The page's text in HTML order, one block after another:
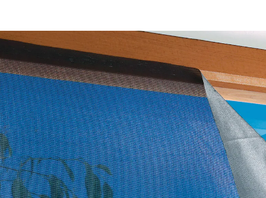
1 m² = 4,10 €
inkl. MwSt. und zzgl.
In den Warenkorb
Sofort lieferbar - in 2-3 Werktagen bei Ihnen
3 PAYBACK °Punktesammeln
Mücken & Sonnenstrahlen bleiben draußen!